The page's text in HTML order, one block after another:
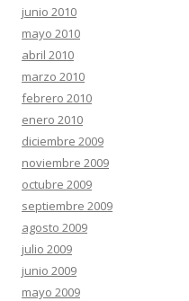
junio 2010
mayo 2010
abril 2010
marzo 2010
febrero 2010
enero 2010
diciembre 2009
noviembre 2009
octubre 2009
septiembre 2009
agosto 2009
julio 2009
junio 2009
mayo 2009